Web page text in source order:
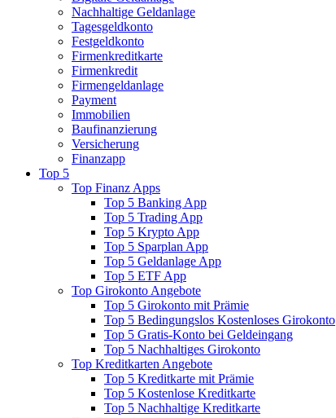
Nachhaltige Geldanlage
Tagesgeldkonto
Festgeldkonto
Firmenkreditkarte
Firmenkredit
Firmengeldanlage
Payment
Immobilien
Baufinanzierung
Versicherung
Finanzapp
Top 5
Top Finanz Apps
Top 5 Banking App
Top 5 Trading App
Top 5 Krypto App
Top 5 Sparplan App
Top 5 Geldanlage App
Top 5 ETF App
Top Girokonto Angebote
Top 5 Girokonto mit Prämie
Top 5 Bedingungslos Kostenloses Girokonto
Top 5 Gratis-Konto bei Geldeingang
Top 5 Nachhaltiges Girokonto
Top Kreditkarten Angebote
Top 5 Kreditkarte mit Prämie
Top 5 Kostenlose Kreditkarte
Top 5 Nachhaltige Kreditkarte